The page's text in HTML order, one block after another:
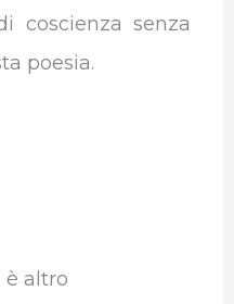
coscienza senza
poesia.
altro